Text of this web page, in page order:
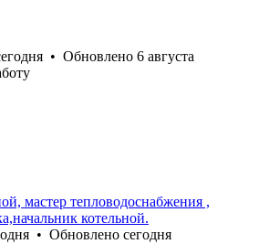
• Обновлено 6 августа
мастер тепловодоснабжения ,
котельной.
• Обновлено сегодня